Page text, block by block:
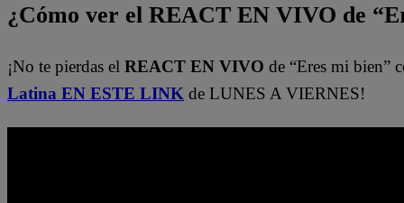
¿Cómo ver el REACT EN VIVO de
¡No te pierdas el REACT EN VIVO de “Eres mi bien”
Latina EN ESTE LINK de LUNES A VIERNES!